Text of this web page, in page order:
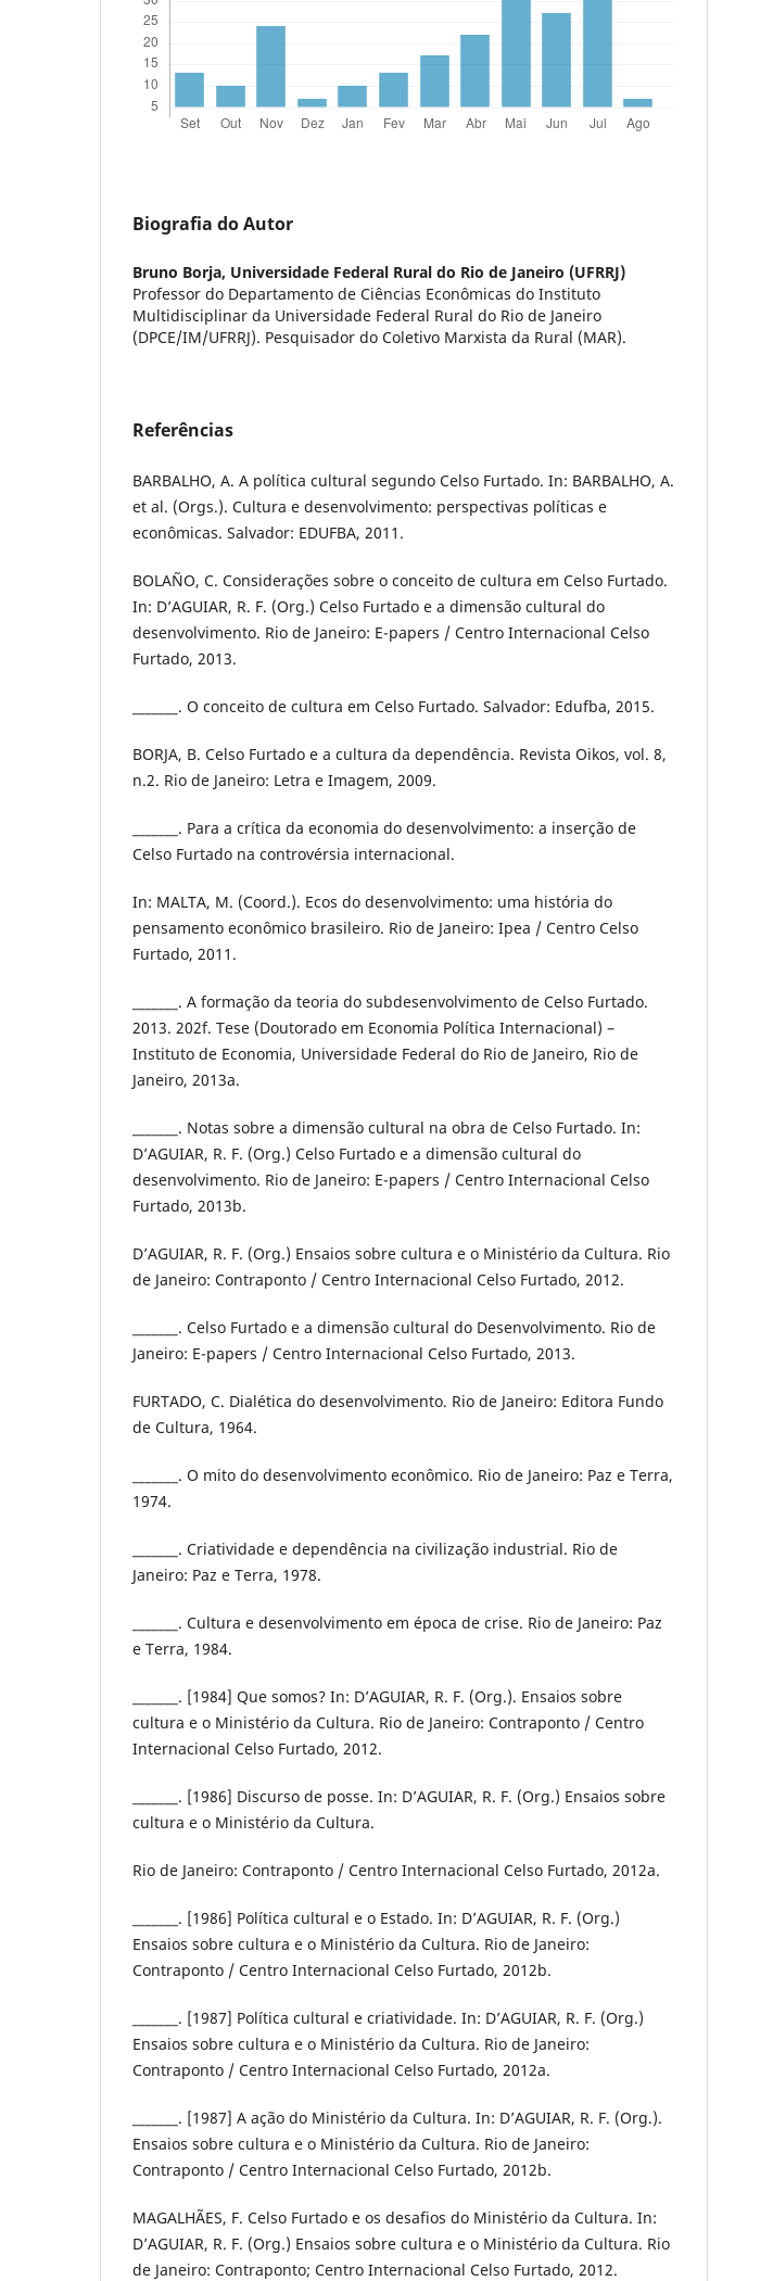
Biografia do Autor
Bruno Borja, Universidade Federal Rural do Rio de Janeiro (UFRRJ)
Professor do Departamento de Ciências Econômicas do Instituto
Multidisciplinar da Universidade Federal Rural do Rio de Janeiro
(DPCE/IM/UFRRJ). Pesquisador do Coletivo Marxista da Rural (MAR).
Referências
BARBALHO, A. A política cultural segundo Celso Furtado. In: BARBALHO, A.
et al. (Orgs.). Cultura e desenvolvimento: perspectivas políticas e
econômicas. Salvador: EDUFBA, 2011.
BOLAÑO, C. Considerações sobre o conceito de cultura em Celso Furtado.
In: D’AGUIAR, R. F. (Org.) Celso Furtado e a dimensão cultural do
desenvolvimento. Rio de Janeiro: E-papers / Centro Internacional Celso
Furtado, 2013.
_______. O conceito de cultura em Celso Furtado. Salvador: Edufba, 2015.
BORJA, B. Celso Furtado e a cultura da dependência. Revista Oikos, vol. 8,
n.2. Rio de Janeiro: Letra e Imagem, 2009.
_______. Para a crítica da economia do desenvolvimento: a inserção de
Celso Furtado na controvérsia internacional.
In: MALTA, M. (Coord.). Ecos do desenvolvimento: uma história do
pensamento econômico brasileiro. Rio de Janeiro: Ipea / Centro Celso
Furtado, 2011.
_______. A formação da teoria do subdesenvolvimento de Celso Furtado.
2013. 202f. Tese (Doutorado em Economia Política Internacional) –
Instituto de Economia, Universidade Federal do Rio de Janeiro, Rio de
Janeiro, 2013a.
_______. Notas sobre a dimensão cultural na obra de Celso Furtado. In:
D’AGUIAR, R. F. (Org.) Celso Furtado e a dimensão cultural do
desenvolvimento. Rio de Janeiro: E-papers / Centro Internacional Celso
Furtado, 2013b.
D’AGUIAR, R. F. (Org.) Ensaios sobre cultura e o Ministério da Cultura. Rio
de Janeiro: Contraponto / Centro Internacional Celso Furtado, 2012.
_______. Celso Furtado e a dimensão cultural do Desenvolvimento. Rio de
Janeiro: E-papers / Centro Internacional Celso Furtado, 2013.
FURTADO, C. Dialética do desenvolvimento. Rio de Janeiro: Editora Fundo
de Cultura, 1964.
_______. O mito do desenvolvimento econômico. Rio de Janeiro: Paz e Terra,
1974.
_______. Criatividade e dependência na civilização industrial. Rio de
Janeiro: Paz e Terra, 1978.
_______. Cultura e desenvolvimento em época de crise. Rio de Janeiro: Paz
e Terra, 1984.
_______. [1984] Que somos? In: D’AGUIAR, R. F. (Org.). Ensaios sobre
cultura e o Ministério da Cultura. Rio de Janeiro: Contraponto / Centro
Internacional Celso Furtado, 2012.
_______. [1986] Discurso de posse. In: D’AGUIAR, R. F. (Org.) Ensaios sobre
cultura e o Ministério da Cultura.
Rio de Janeiro: Contraponto / Centro Internacional Celso Furtado, 2012a.
_______. [1986] Política cultural e o Estado. In: D’AGUIAR, R. F. (Org.)
Ensaios sobre cultura e o Ministério da Cultura. Rio de Janeiro:
Contraponto / Centro Internacional Celso Furtado, 2012b.
_______. [1987] Política cultural e criatividade. In: D’AGUIAR, R. F. (Org.)
Ensaios sobre cultura e o Ministério da Cultura. Rio de Janeiro:
Contraponto / Centro Internacional Celso Furtado, 2012a.
_______. [1987] A ação do Ministério da Cultura. In: D’AGUIAR, R. F. (Org.).
Ensaios sobre cultura e o Ministério da Cultura. Rio de Janeiro:
Contraponto / Centro Internacional Celso Furtado, 2012b.
MAGALHÃES, F. Celso Furtado e os desafios do Ministério da Cultura. In:
D’AGUIAR, R. F. (Org.) Ensaios sobre cultura e o Ministério da Cultura. Rio
de Janeiro: Contraponto; Centro Internacional Celso Furtado, 2012.